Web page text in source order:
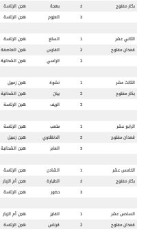
بكار مفتوح
2 بهجة هجن الرئاسة
3
العزوم هجن الرئاسة
الثاني عشر 1 السلع هجن الرئاسة
قعدان مفتوح
2 الفارس هجن العاصفة
3
الراسي هجن الشحانية
الثالث عشر 1 نشوة هجن زعبيل
بكار مفتوح
2 بيان هجن الشحانية
3
الريف هجن الرئاسة
الرابع عشر 1 متعب هجن الرئاسة
قعدان مفتوح
2 الدنقلاوي هجن زعبيل
3
العابر هجن الشحانية
الخامس عشر 1 الشادن هجن الرئاسة
بكار مفتوح
2 الطيارة هجن أم الزبار
3
حضور هجن الرئاسة
السادس عشر 1 الفايز هجن أم الزبار
قعدان مفتوح
2 قرناس هجن الرئاسة